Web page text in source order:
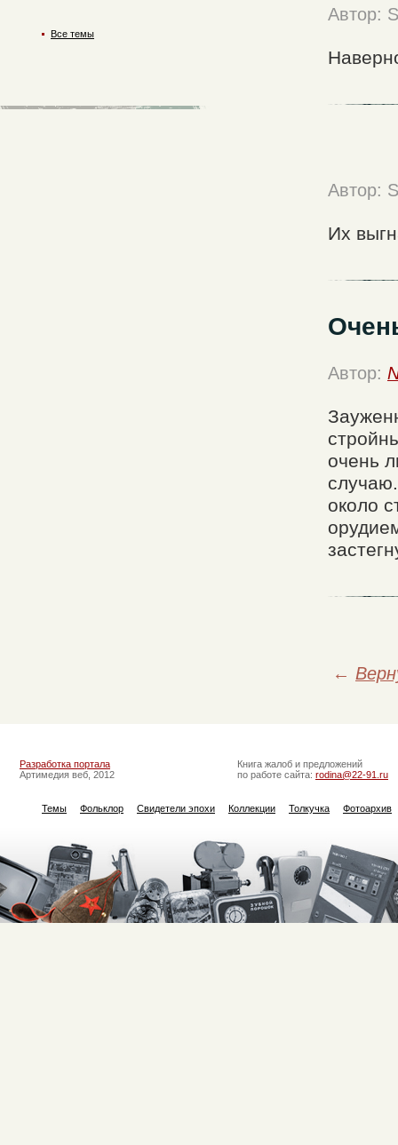
Автор:
Автор:
Их
Автор:
очень
около
←
Все темы
Разработка портала
Артимедия веб, 2012
Книга жалоб и предложений
по работе сайта: rodina@22-91.ru
Темы Фольклор Свидетели эпохи Коллекции Толкучка Фотоархив